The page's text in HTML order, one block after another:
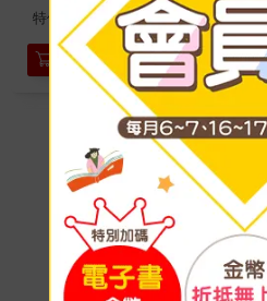
象灰
特價 199 元
加入購物車